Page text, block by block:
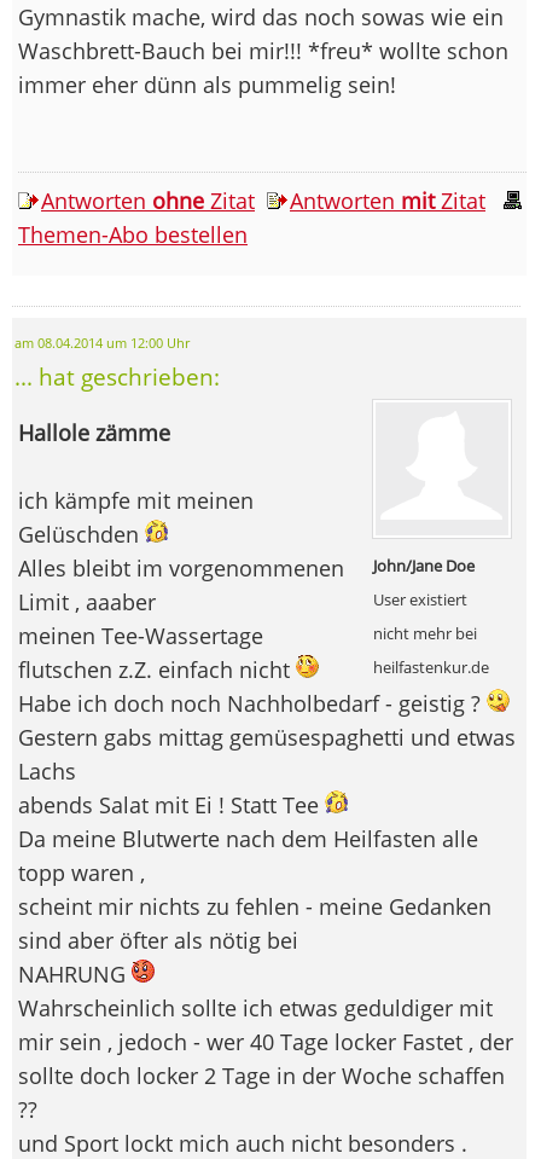
Gymnastik mache, wird das noch sowas wie ein
Waschbrett-Bauch bei mir!!! *freu* wollte schon
immer eher dünn als pummelig sein!
Antworten ohne Zitat Antworten mitZitat
Themen-Abo bestellen
am 08.04.2014 um 12:00 Uhr
... hat geschrieben:
John/Jane Doe
User existiert
nicht mehr bei
heilfastenkur.de
Hallole zämme
ich kämpfe mit meinen
Gelüschden
Alles bleibt im vorgenommenen
Limit , aaaber
meinen Tee-Wassertage
flutschen z.Z. einfach nicht
Habe ich doch noch Nachholbedarf - geistig ?
Gestern gabs mittag gemüsespaghetti und etwas
Lachs
abends Salat mit Ei ! Statt Tee
Da meine Blutwerte nach dem Heilfasten alle
topp waren ,
scheint mir nichts zu fehlen - meine Gedanken
sind aber öfter als nötig bei
NAHRUNG
Wahrscheinlich sollte ich etwas geduldiger mit
mir sein , jedoch - wer 40 Tage locker Fastet , der
sollte doch locker 2 Tage in der Woche schaffen
??
und Sport lockt mich auch nicht besonders .